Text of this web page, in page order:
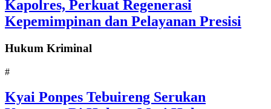
Kapolres, Perkuat Regenerasi
Kepemimpinan dan Pelayanan Presisi
Hukum Kriminal
#
Kyai Ponpes Tebuireng Serukan